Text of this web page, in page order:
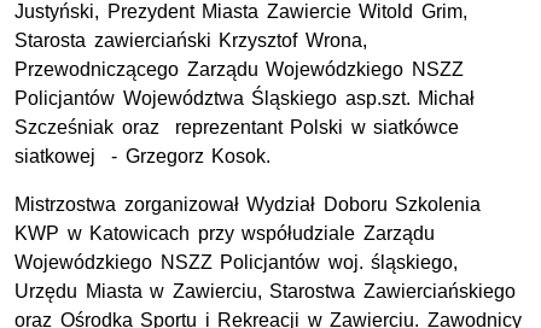
Justyński, Prezydent Miasta Zawiercie Witold Grim,
Starosta zawierciański Krzysztof Wrona,
Przewodniczącego Zarządu Wojewódzkiego NSZZ
Policjantów Województwa Śląskiego asp.szt. Michał
Szcześniak oraz reprezentant Polski w siatkówce
siatkowej - Grzegorz Kosok.
Mistrzostwa zorganizował Wydział Doboru Szkolenia
KWP w Katowicach przy współudziale Zarządu
Wojewódzkiego NSZZ Policjantów woj. śląskiego,
Urzędu Miasta w Zawierciu, Starostwa Zawierciańskiego
oraz Ośrodka Sportu i Rekreacji w Zawierciu. Zawodnicy